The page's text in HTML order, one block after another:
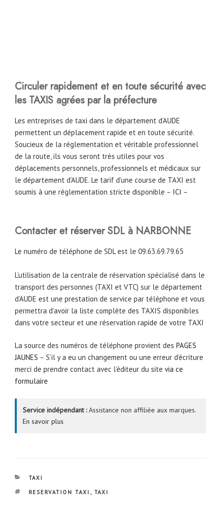
Circuler rapidement et en toute sécurité avec
les TAXIS agrées par la préfecture
Les entreprises de taxi dans le département d’AUDE
permettent un déplacement rapide et en toute sécurité.
Soucieux de la réglementation et véritable professionnel
de la route, ils vous seront très utiles pour vos
déplacements personnels, professionnels et médicaux sur
le département d’AUDE. Le tarif d’une course de TAXI est
soumis à une réglementation stricte disponible – ICI –
Contacter et réserver SDL à NARBONNE
Le numéro de téléphone de SDL est le 09.63.69.79.65
L’utilisation de la centrale de réservation spécialisé dans le
transport des personnes (TAXI et VTC) sur le département
d’AUDE est une prestation de service par téléphone et vous
permettra d’avoir la liste complète des TAXIS disponibles
dans votre secteur et une réservation rapide de votre TAXI
La source des numéros de téléphone provient des PAGES
JAUNES – S’il y a eu un changement ou une erreur d’écriture
merci de prendre contact avec l’éditeur du site via ce
formulaire
Service indépendant :Assistance non affiliée aux marques.
En savoir plus
CATÉGORIES
TAXI
ÉTIQUETTES
RESERVATION TAXI , TAXI